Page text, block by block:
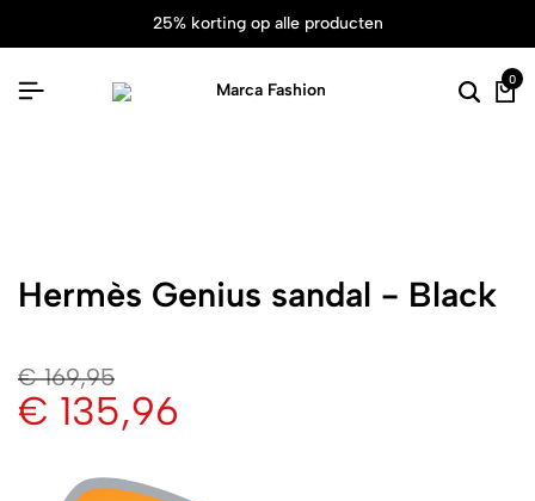
25% korting op alle producten
0
Hermès Genius sandal - Black
€169,95
€ 135,96